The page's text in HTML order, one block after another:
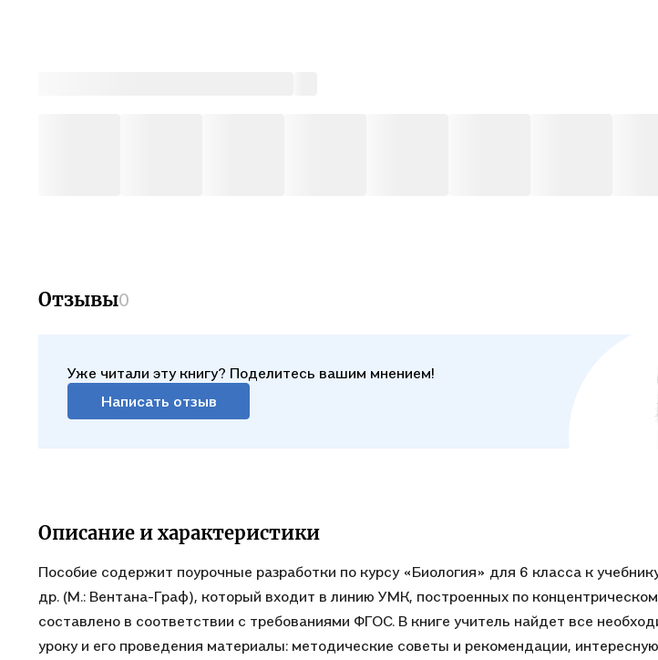
Отзывы0
Уже читали эту книгу? Поделитесь вашим мнением!
Написать отзыв
Описание и характеристики
Пособие содержит поурочные разработки по курсу «Биология» для 6 класса к
др. (М.: Вентана-Граф), который входит в линию УМК, построенных по
составлено в соответствии с требованиями ФГОС. В книге учитель найдет все
уроку и его проведения материалы: методические советы и рекомендации,